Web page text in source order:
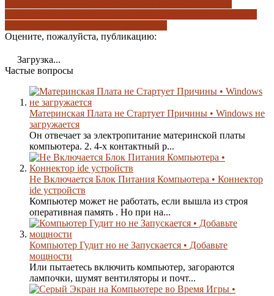
Оцените, пожалуйста, публикацию:
Загрузка...
Частые вопросы
Материнская Плата не Стартует Причины • Windows не
загружается
Он отвечает за электропитание материнской платы
компьютера. 2. 4-х контактный р...
Не Включается Блок Питания Компьютера • Коннектор
ide устройств
Компьютер может не работать, если вышла из строя
оперативная память . Но при на...
Компьютер Гудит но не Запускается • Добавьте
мощности
Или пытаетесь включить компьютер, загораются
лампочки, шумят вентиляторы и почт...